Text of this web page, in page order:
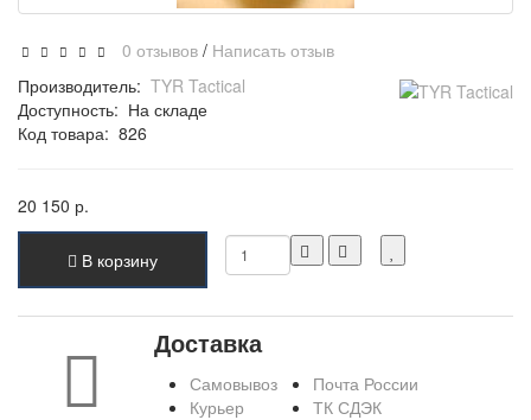
0 отзывов / Написать отзыв
Производитель: TYR Tactical
Доступность: На складе
Код товара: 826
20 150 р.
В корзину
Доставка
Самовывоз
Курьер
Почта России
ТК СДЭК